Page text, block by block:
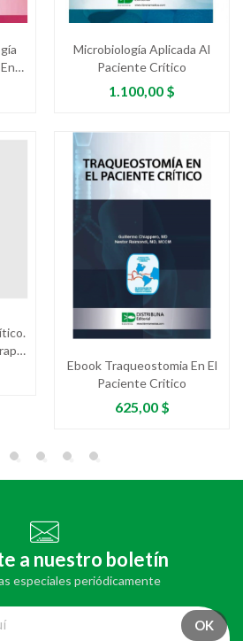
Microbiología Aplicada Al
Paciente Crítico
Precio
1.100,00 $
Ebook Traqueostomia En El
Paciente Critico
Precio
625,00 $
a nuestro boletín
especiales periódicamente